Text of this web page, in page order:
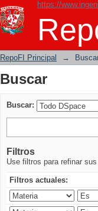
https://
Buscar
RepoFI Principal →
Buscar
Buscar:
Filtros
Use filtros para refinar
Filtros actuales: